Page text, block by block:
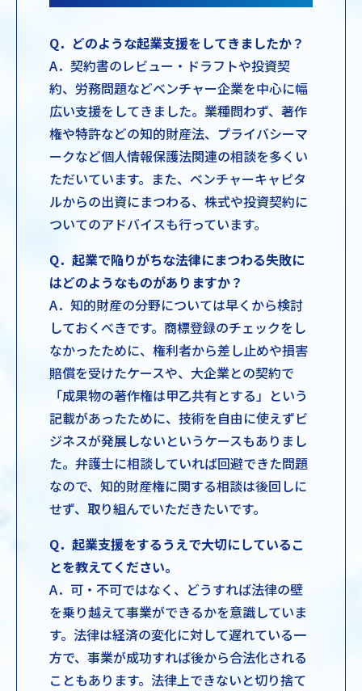
Q．どのような起業支援をしてきましたか？
A．契約書のレビュー・ドラフトや投資契
約、労務問題などベンチャー企業を中心に幅
広い支援をしてきました。業種問わず、著作
権や特許などの知的財産法、プライバシーマ
ークなど個人情報保護法関連の相談を多くい
ただいています。また、ベンチャーキャピタ
ルからの出資にまつわる、株式や投資契約に
ついてのアドバイスも行っています。
Q．起業で陥りがちな法律にまつわる失敗に
はどのようなものがありますか？
A．知的財産の分野については早くから検討
しておくべきです。商標登録のチェックをし
なかったために、権利者から差し止めや損害
賠償を受けたケースや、大企業との契約で
「成果物の著作権は甲乙共有とする」という
記載があったために、技術を自由に使えずビ
ジネスが発展しないというケースもありまし
た。弁護士に相談していれば回避できた問題
なので、知的財産権に関する相談は後回しに
せず、取り組んでいただきたいです。
Q．起業支援をするうえで大切にしているこ
とを教えてください。
A．可・不可ではなく、どうすれば法律の壁
を乗り越えて事業ができるかを意識していま
す。法律は経済の変化に対して遅れている一
方で、事業が成功すれば後から合法化される
こともあります。法律上できないと切り捨て